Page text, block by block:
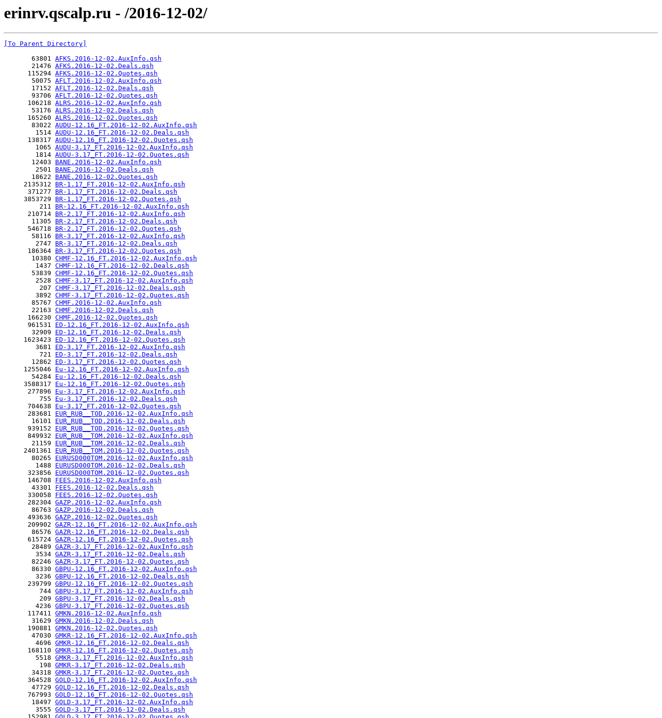
erinrv.qscalp.ru - /2016-12-02/
[To Parent Directory]
       63801
AFKS.2016-12-02.AuxInfo.qsh
       21476
AFKS.2016-12-02.Deals.qsh
      115294
AFKS.2016-12-02.Quotes.qsh
       50075
AFLT.2016-12-02.AuxInfo.qsh
       17152
AFLT.2016-12-02.Deals.qsh
       93706
AFLT.2016-12-02.Quotes.qsh
      106218
ALRS.2016-12-02.AuxInfo.qsh
       53176
ALRS.2016-12-02.Deals.qsh
      165260
ALRS.2016-12-02.Quotes.qsh
       83022
AUDU-12.16_FT.2016-12-02.AuxInfo.qsh
        1514
AUDU-12.16_FT.2016-12-02.Deals.qsh
      138317
AUDU-12.16_FT.2016-12-02.Quotes.qsh
        1065
AUDU-3.17_FT.2016-12-02.AuxInfo.qsh
        1814
AUDU-3.17_FT.2016-12-02.Quotes.qsh
       12403
BANE.2016-12-02.AuxInfo.qsh
        2501
BANE.2016-12-02.Deals.qsh
       18622
BANE.2016-12-02.Quotes.qsh
     2135312
BR-1.17_FT.2016-12-02.AuxInfo.qsh
      371277
BR-1.17_FT.2016-12-02.Deals.qsh
     3853729
BR-1.17_FT.2016-12-02.Quotes.qsh
         211
BR-12.16_FT.2016-12-02.AuxInfo.qsh
      210714
BR-2.17_FT.2016-12-02.AuxInfo.qsh
       11305
BR-2.17_FT.2016-12-02.Deals.qsh
      546718
BR-2.17_FT.2016-12-02.Quotes.qsh
       58116
BR-3.17_FT.2016-12-02.AuxInfo.qsh
        2747
BR-3.17_FT.2016-12-02.Deals.qsh
      186364
BR-3.17_FT.2016-12-02.Quotes.qsh
       10380
CHMF-12.16_FT.2016-12-02.AuxInfo.qsh
        1437
CHMF-12.16_FT.2016-12-02.Deals.qsh
       53839
CHMF-12.16_FT.2016-12-02.Quotes.qsh
        2528
CHMF-3.17_FT.2016-12-02.AuxInfo.qsh
         207
CHMF-3.17_FT.2016-12-02.Deals.qsh
        3892
CHMF-3.17_FT.2016-12-02.Quotes.qsh
       85767
CHMF.2016-12-02.AuxInfo.qsh
       22163
CHMF.2016-12-02.Deals.qsh
      166230
CHMF.2016-12-02.Quotes.qsh
      961531
ED-12.16_FT.2016-12-02.AuxInfo.qsh
       32909
ED-12.16_FT.2016-12-02.Deals.qsh
     1623423
ED-12.16_FT.2016-12-02.Quotes.qsh
        3681
ED-3.17_FT.2016-12-02.AuxInfo.qsh
         721
ED-3.17_FT.2016-12-02.Deals.qsh
       12862
ED-3.17_FT.2016-12-02.Quotes.qsh
     1255046
Eu-12.16_FT.2016-12-02.AuxInfo.qsh
       54284
Eu-12.16_FT.2016-12-02.Deals.qsh
     3588317
Eu-12.16_FT.2016-12-02.Quotes.qsh
      277896
Eu-3.17_FT.2016-12-02.AuxInfo.qsh
         755
Eu-3.17_FT.2016-12-02.Deals.qsh
      704638
Eu-3.17_FT.2016-12-02.Quotes.qsh
      283681
EUR_RUB__TOD.2016-12-02.AuxInfo.qsh
       16101
EUR_RUB__TOD.2016-12-02.Deals.qsh
      939152
EUR_RUB__TOD.2016-12-02.Quotes.qsh
      849932
EUR_RUB__TOM.2016-12-02.AuxInfo.qsh
       21159
EUR_RUB__TOM.2016-12-02.Deals.qsh
     2401361
EUR_RUB__TOM.2016-12-02.Quotes.qsh
       80265
EURUSD000TOM.2016-12-02.AuxInfo.qsh
        1488
EURUSD000TOM.2016-12-02.Deals.qsh
      323856
EURUSD000TOM.2016-12-02.Quotes.qsh
      146708
FEES.2016-12-02.AuxInfo.qsh
       43301
FEES.2016-12-02.Deals.qsh
      330058
FEES.2016-12-02.Quotes.qsh
      282304
GAZP.2016-12-02.AuxInfo.qsh
       86763
GAZP.2016-12-02.Deals.qsh
      493636
GAZP.2016-12-02.Quotes.qsh
      209902
GAZR-12.16_FT.2016-12-02.AuxInfo.qsh
       86576
GAZR-12.16_FT.2016-12-02.Deals.qsh
      615724
GAZR-12.16_FT.2016-12-02.Quotes.qsh
       28489
GAZR-3.17_FT.2016-12-02.AuxInfo.qsh
        3534
GAZR-3.17_FT.2016-12-02.Deals.qsh
       82246
GAZR-3.17_FT.2016-12-02.Quotes.qsh
       86330
GBPU-12.16_FT.2016-12-02.AuxInfo.qsh
        3236
GBPU-12.16_FT.2016-12-02.Deals.qsh
      239799
GBPU-12.16_FT.2016-12-02.Quotes.qsh
         744
GBPU-3.17_FT.2016-12-02.AuxInfo.qsh
         209
GBPU-3.17_FT.2016-12-02.Deals.qsh
        4236
GBPU-3.17_FT.2016-12-02.Quotes.qsh
      117411
GMKN.2016-12-02.AuxInfo.qsh
       31629
GMKN.2016-12-02.Deals.qsh
      190881
GMKN.2016-12-02.Quotes.qsh
       47030
GMKR-12.16_FT.2016-12-02.AuxInfo.qsh
        4696
GMKR-12.16_FT.2016-12-02.Deals.qsh
      168110
GMKR-12.16_FT.2016-12-02.Quotes.qsh
        5518
GMKR-3.17_FT.2016-12-02.AuxInfo.qsh
         198
GMKR-3.17_FT.2016-12-02.Deals.qsh
       34318
GMKR-3.17_FT.2016-12-02.Quotes.qsh
      364528
GOLD-12.16_FT.2016-12-02.AuxInfo.qsh
       47729
GOLD-12.16_FT.2016-12-02.Deals.qsh
      767993
GOLD-12.16_FT.2016-12-02.Quotes.qsh
       18497
GOLD-3.17_FT.2016-12-02.AuxInfo.qsh
        3555
GOLD-3.17_FT.2016-12-02.Deals.qsh